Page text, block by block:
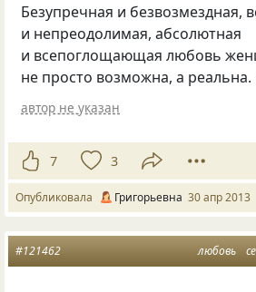
Безупречная и безвозмездная,
и непреодолимая, абсолютная
и всепоглощающая любовь
не просто возможна, а
автор не указан
7 3
Опубликовала Григорьевна 30 апр 2013
любовь
#121462